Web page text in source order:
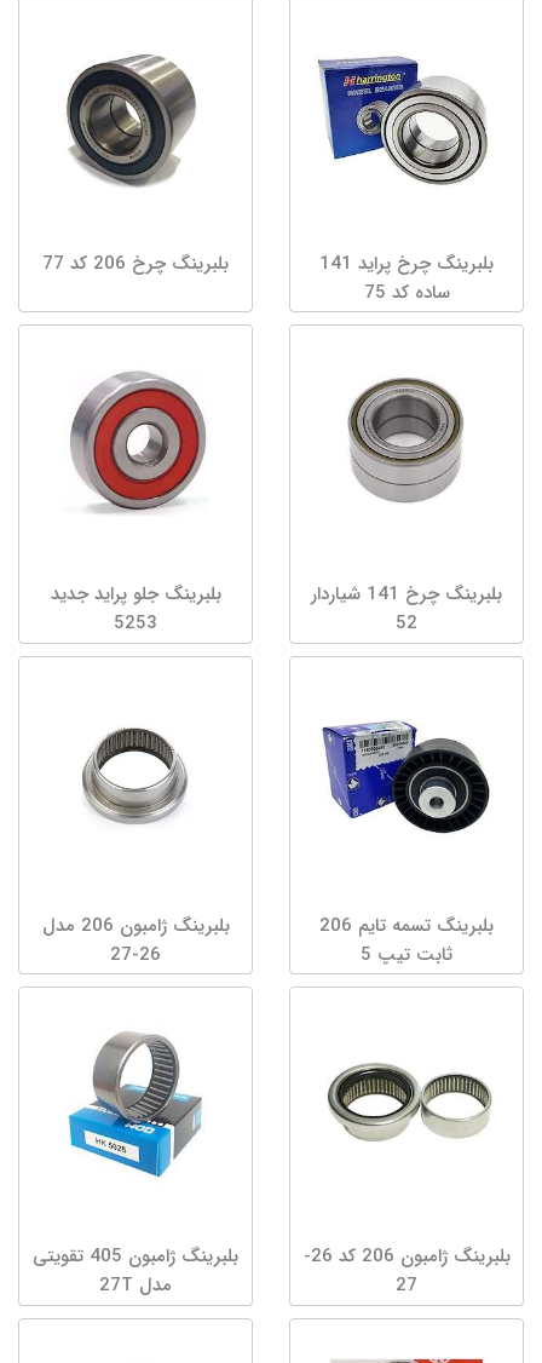
بلبرینگ چرخ پراید 141
ساده کد 75
بلبرینگ چرخ 206 کد 77
بلبرینگ چرخ 141 شیاردار
52
بلبرینگ جلو پراید جدید
5253
بلبرینگ تسمه تایم 206
ثابت تیپ 5
بلبرینگ ژامبون 206 مدل
26-27
بلبرینگ ژامبون 206 کد 26-
27
بلبرینگ ژامبون 405 تقویتی
مدل 27T